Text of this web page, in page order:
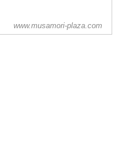
www.musamori-plaza.com